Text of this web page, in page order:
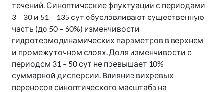
течений. Синоптические флуктуации с периодами
3 – 30 и 51 – 135 сут обусловливают существенную
часть (до 50 – 60%) изменчивости
гидротермодинамических параметров в верхнем
и промежуточном слоях. Доля изменчивости с
периодом 31 – 50 сут не превышает 10%
суммарной дисперсии. Влияние вихревых
переносов синоптического масштаба на